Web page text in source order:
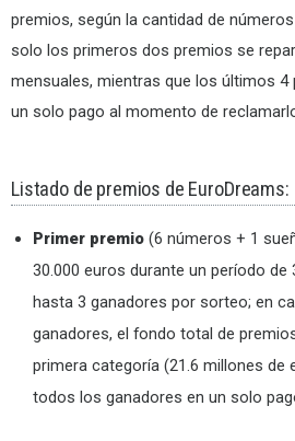
premios, según la cantidad de
solo los primeros dos premios se
mensuales, mientras que los últimos 4
un solo pago al momento de
Listado de premios de EuroDreams:
Primer premio (6 números + 1
30.000 euros durante un período de
hasta 3 ganadores por sorteo; en
ganadores, el fondo total de
primera categoría (21.6 millones de
todos los ganadores en un solo